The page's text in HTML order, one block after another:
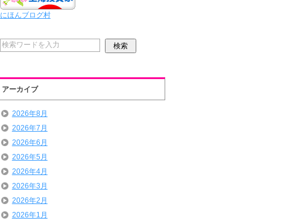
にほんブログ村
アーカイブ
2026年8月
2026年7月
2026年6月
2026年5月
2026年4月
2026年3月
2026年2月
2026年1月